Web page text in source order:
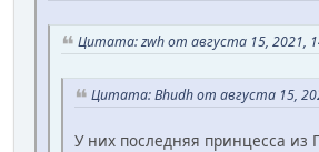
Цитата: zwh от августа 15, 2021,
Цитата: Bhudh от августа 15,
У них последняя принцесса из